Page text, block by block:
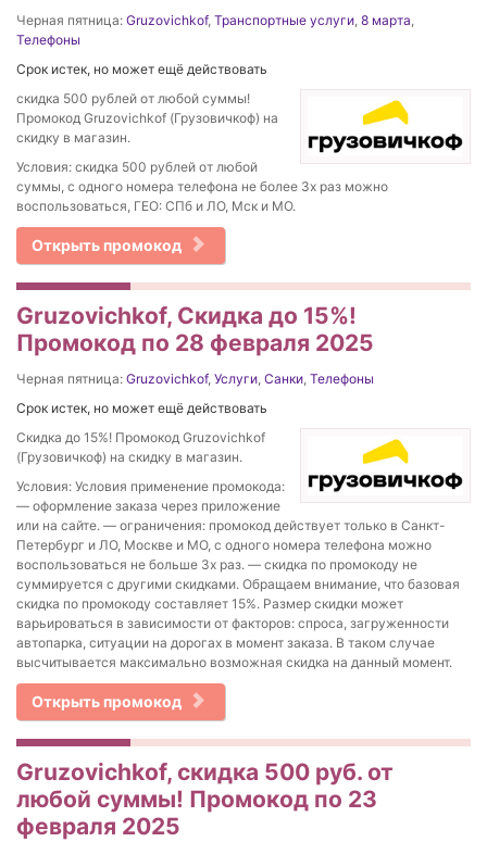
Черная пятница: Gruzovichkof, Транспортные услуги, 8 марта,
Телефоны
Срок истек, но может ещё действовать
скидка 500 рублей от любой суммы!
Промокод Gruzovichkof (Грузовичкоф) на
скидку в магазин.
Условия: скидка 500 рублей от любой
суммы, с одного номера телефона не более 3х раз можно
воспользоваться, ГЕО: СПб и ЛО, Мск и МО.
Открыть промокод
Gruzovichkof, Скидка до 15%!
Промокод по 28 февраля 2025
Черная пятница: Gruzovichkof, Услуги, Санки, Телефоны
Срок истек, но может ещё действовать
Скидка до 15%! Промокод Gruzovichkof
(Грузовичкоф) на скидку в магазин.
Условия: Условия применение промокода:
— оформление заказа через приложение
или на сайте. — ограничения: промокод действует только в Санкт-
Петербург и ЛО, Москве и МО, с одного номера телефона можно
воспользоваться не больше 3х раз. — скидка по промокоду не
суммируется с другими скидками. Обращаем внимание, что базовая
скидка по промокоду составляет 15%. Размер скидки может
варьироваться в зависимости от факторов: спроса, загруженности
автопарка, ситуации на дорогах в момент заказа. В таком случае
высчитывается максимально возможная скидка на данный момент.
Открыть промокод
Gruzovichkof, скидка 500 руб. от
любой суммы! Промокод по 23
февраля 2025